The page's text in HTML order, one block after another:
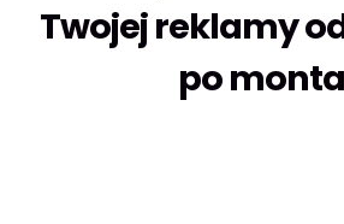
Twojej reklamy
po